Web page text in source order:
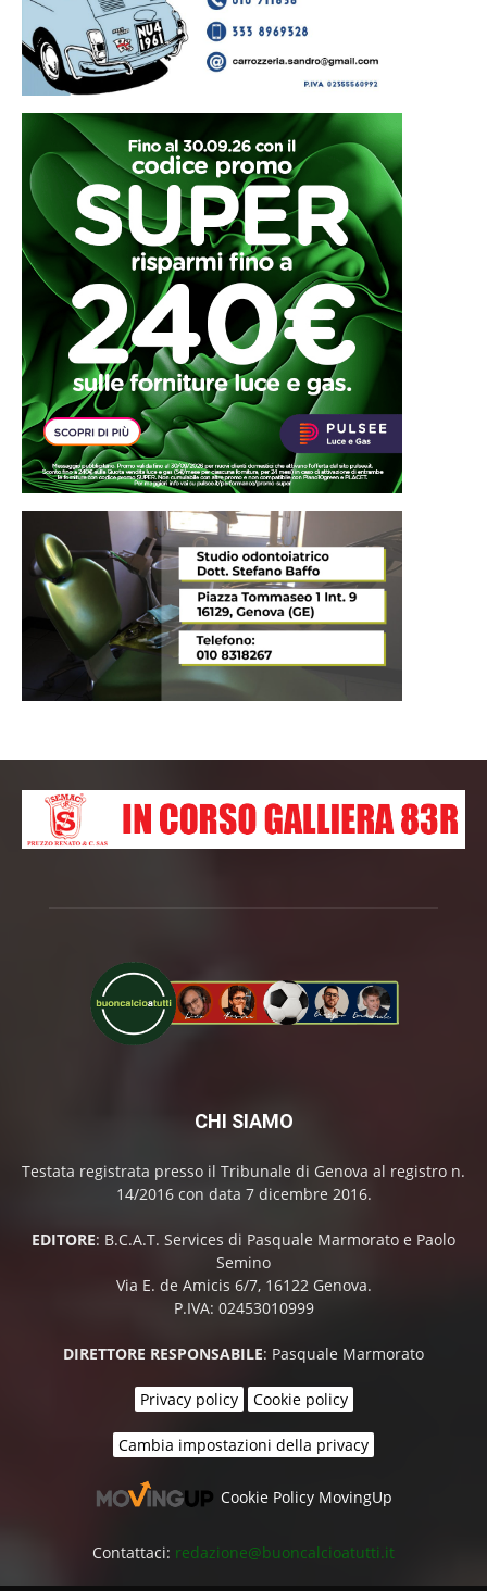
CHI SIAMO
Testata registrata presso il Tribunale di Genova al registro n.
14/2016 con data 7 dicembre 2016.
EDITORE: B.C.A.T. Services di Pasquale Marmorato e Paolo
Semino
Via E. de Amicis 6/7, 16122 Genova.
P.IVA: 02453010999
DIRETTORE RESPONSABILE: Pasquale Marmorato
Privacy policy Cookie policy
Cambia impostazioni della privacy
Cookie Policy MovingUp
Contattaci: redazione@buoncalcioatutti.it